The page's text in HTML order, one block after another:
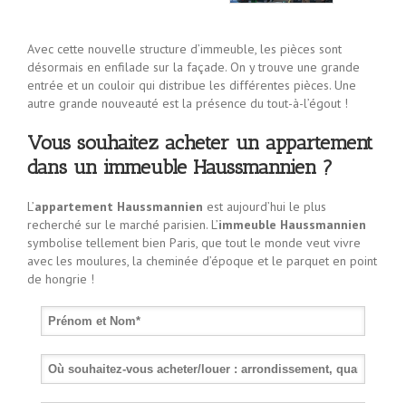
Avec cette nouvelle structure d’immeuble, les pièces sont
désormais en enfilade sur la façade. On y trouve une grande
entrée et un couloir qui distribue les différentes pièces. Une
autre grande nouveauté est la présence du tout-à-l’égout !
Vous souhaitez acheter un appartement
dans un immeuble Haussmannien ?
L’appartement Haussmannien est aujourd’hui le plus
recherché sur le marché parisien. L’immeuble Haussmannien
symbolise tellement bien Paris, que tout le monde veut vivre
avec les moulures, la cheminée d’époque et le parquet en point
de hongrie !